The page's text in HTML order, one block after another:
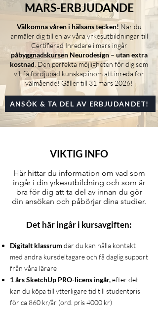
MARS-ERBJUDANDE
Välkomna våren i hälsans tecken! När du
anmäler dig till en av våra yrkesutbildningar till
Certifierad Inredare i mars ingår
påbyggnadskursen Neurodesign – utan extra
kostnad . Den perfekta möjligheten för dig som
vill få fördjupad kunskap inom att inreda för
välmående! Gäller till 31 mars 2026!
ANSÖK & TA DEL AV ERBJUDANDET!
VIKTIG INFO
Här hittar du information om vad som
ingår i din yrkesutbildning och som är
bra för dig att ta del av innan du gör
din ansökan och påbörjar dina studier.
Det här ingår i kursavgiften:
Digitalt klassrum där du kan hålla kontakt
med andra kursdeltagare och få daglig support
från våra lärare
1 års SketchUp PRO-licens ingår,efter det
kan du köpa till ytterligare tid till studentpris
för ca 860 kr/år (ord. pris 4000 kr)